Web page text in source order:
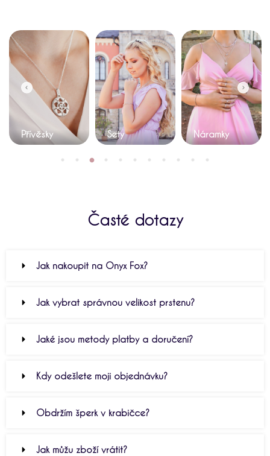
Přívěsky Sety Náramky
Časté dotazy
Jak nakoupit na Onyx Fox?
Jak vybrat správnou velikost prstenu?
Jaké jsou metody platby a doručení?
Kdy odešlete moji objednávku?
Obdržím šperk v krabičce?
Jak můžu zboží vrátit?